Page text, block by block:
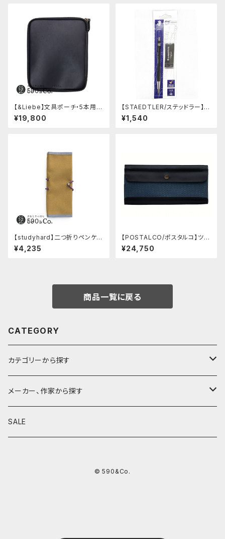
【&Liebe】文具ポーチ・5本用
(スムースブラック)
¥19,800
【STAEDTLER/ステッドラー】マ
ルス テクニコ芯ホルダー ブラッ
ク・限定 字消し付セット
¥1,540
【studyhard】二つ折りペンケー
ス ミニマムコンパクトサイズ
(カーキ)
¥4,235
【POSTALCO/ポスタルコ】ツー
ルボックス (Navy Blue)
¥24,750
商品一覧に戻る
CATEGORY
カテゴリーから探す
鉛筆
鉛筆補助軸
メーカー、作家から探す
590&Co.
SALE
© 590&Co.